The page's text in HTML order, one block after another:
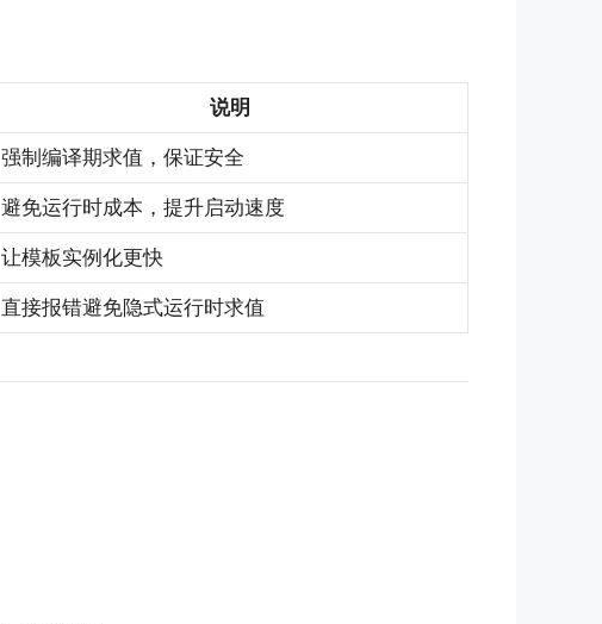
说明
强制编译期求值，保证安全
避免运行时成本，提升启动速度
让模板实例化更快
直接报错避免隐式运行时求值